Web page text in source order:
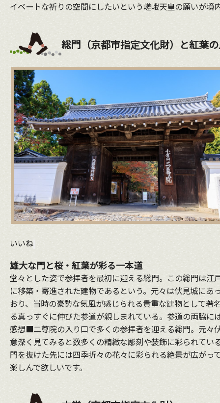
イベートな祈りの空間にしたいという嵯峨天皇の願いが境
総門（京都市指定文化財）と紅葉
いいね
雄大な門と桜・紅葉が彩る一本道
堂々とした姿で参拝者を最初に迎える総門。この総門は
に移築・寄進された建物であるという。元々は伏見城に
おり、当時の豪勢な気風が感じられる貴重な建物として
る真っすぐに伸びた参道が親しまれている。参道の両脇
感想■二尊院の入り口で多くの参拝者を迎える総門。元々
意深く見てみると数多くの精緻な彫刻や装飾に彩られて
門を抜けた先には四季折々の花々に彩られる絶景が広が
楽しんで欲しいです。